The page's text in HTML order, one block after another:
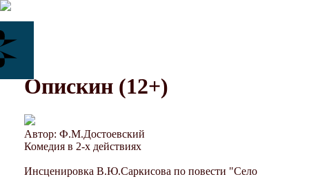
Опискин (12+)
Автор: Ф.М.Достоевский
Комедия в 2-х действиях
Инсценировка В.Ю.Саркисова по повести "Село